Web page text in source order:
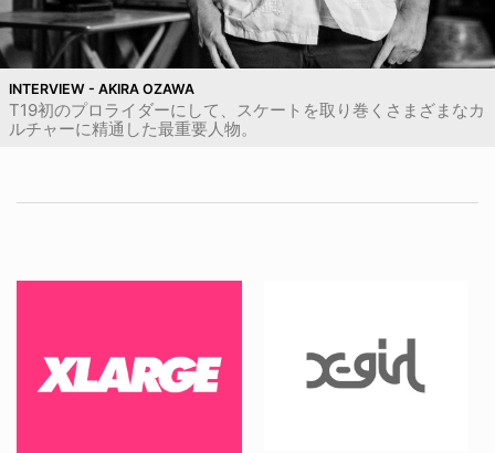
INTERVIEW - AKIRA OZAWA
T19初のプロライダーにして、スケートを取り巻くさまざまなカ
ルチャーに精通した最重要人物。